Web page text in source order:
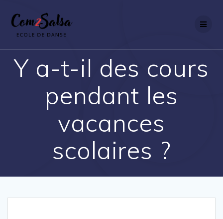
Y a-t-il des cours
pendant les
vacances
scolaires ?